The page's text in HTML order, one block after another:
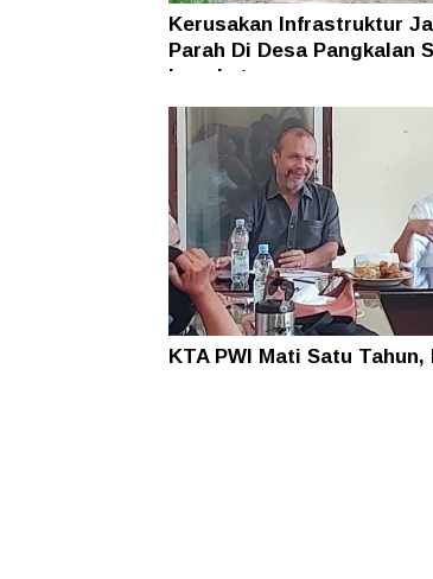
Kerusakan Infrastruktur
Parah Di Desa Pangkalan
Langkat
KTA PWI Mati Satu